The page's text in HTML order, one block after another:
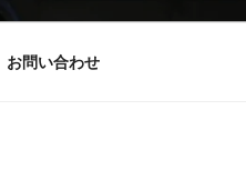
お問い合わせ